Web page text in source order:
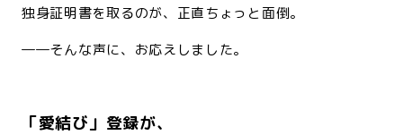
独身証明書を取るのが、正直ちょっと面倒。
――そんな声に、お応えしました。
「愛結び」登録が、